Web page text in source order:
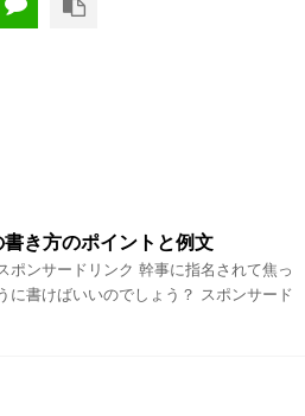
き方のポイントと例文
ポンサードリンク 幹事に指名されて焦っ
に書けばいいのでしょう？ スポンサード